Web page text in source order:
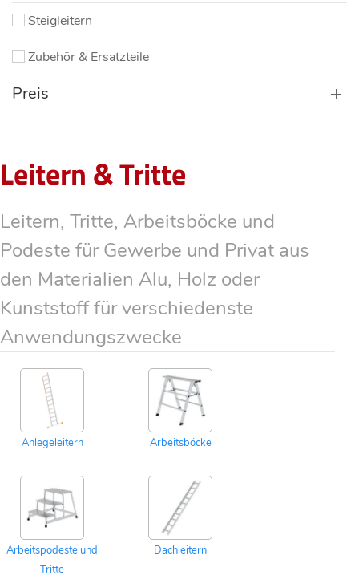
Steigleitern
Zubehör & Ersatzteile
Preis
Leitern & Tritte
Leitern, Tritte, Arbeitsböcke und
Podeste für Gewerbe und Privat aus
den Materialien Alu, Holz oder
Kunststoff für verschiedenste
Anwendungszwecke
Anlegeleitern Arbeitsböcke
Arbeitspodeste und
Tritte
Dachleitern